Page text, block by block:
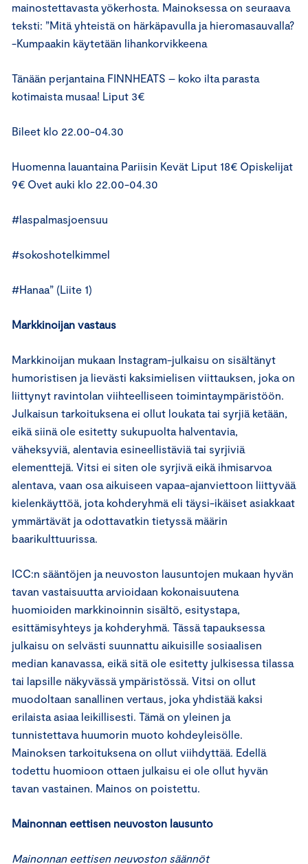
mainostettavasta yökerhosta. Mainoksessa on seuraava
teksti: ”Mitä yhteistä on härkäpavulla ja hieromasauvalla?
-Kumpaakin käytetään lihankorvikkeena
Tänään perjantaina FINNHEATS – koko ilta parasta
kotimaista musaa! Liput 3€
Bileet klo 22.00-04.30
Huomenna lauantaina Pariisin Kevät Liput 18€ Opiskelijat
9€ Ovet auki klo 22.00-04.30
#laspalmasjoensuu
#sokoshotelkimmel
#Hanaa” (Liite 1)
Markkinoijan vastaus
Markkinoijan mukaan Instagram-julkaisu on sisältänyt
humoristisen ja lievästi kaksimielisen viittauksen, joka on
liittynyt ravintolan viihteelliseen toimintaympäristöön.
Julkaisun tarkoituksena ei ollut loukata tai syrjiä ketään,
eikä siinä ole esitetty sukupuolta halventavia,
väheksyviä, alentavia esineellistäviä tai syrjiviä
elementtejä. Vitsi ei siten ole syrjivä eikä ihmisarvoa
alentava, vaan osa aikuiseen vapaa-ajanviettoon liittyvää
kielenkäyttöä, jota kohderyhmä eli täysi-ikäiset asiakkaat
ymmärtävät ja odottavatkin tietyssä määrin
baarikulttuurissa.
ICC:n sääntöjen ja neuvoston lausuntojen mukaan hyvän
tavan vastaisuutta arvioidaan kokonaisuutena
huomioiden markkinoinnin sisältö, esitystapa,
esittämisyhteys ja kohderyhmä. Tässä tapauksessa
julkaisu on selvästi suunnattu aikuisille sosiaalisen
median kanavassa, eikä sitä ole esitetty julkisessa tilassa
tai lapsille näkyvässä ympäristössä. Vitsi on ollut
muodoltaan sanallinen vertaus, joka yhdistää kaksi
erilaista asiaa leikillisesti. Tämä on yleinen ja
tunnistettava huumorin muoto kohdeyleisölle.
Mainoksen tarkoituksena on ollut viihdyttää. Edellä
todettu huomioon ottaen julkaisu ei ole ollut hyvän
tavan vastainen. Mainos on poistettu.
Mainonnan eettisen neuvoston lausunto
Mainonnan eettisen neuvoston säännöt